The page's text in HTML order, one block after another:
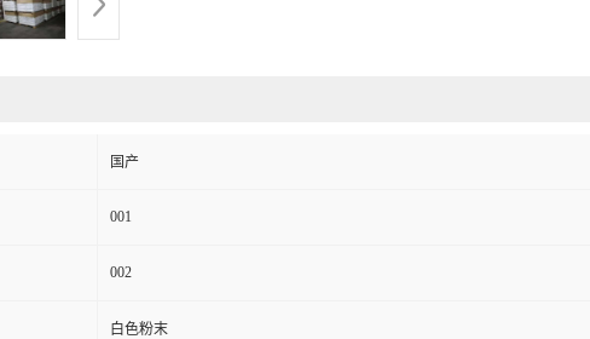
国产
001
002
白色粉末